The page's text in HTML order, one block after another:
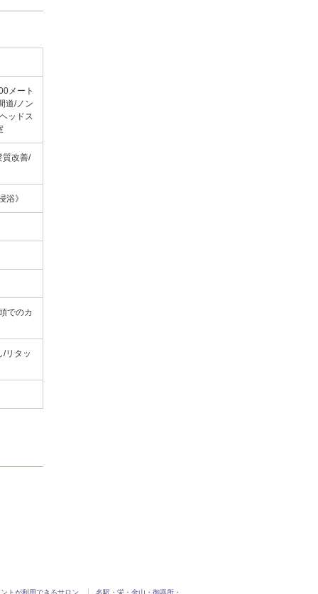
メート
道/ノン
ッドス
質改善/
浴》
でのカ
/リタッ
トが利用できるサロン 名駅・栄・金山・御器所・